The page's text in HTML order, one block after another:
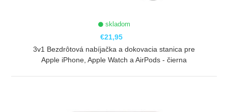
skladom
€21,95
3v1 Bezdrôtová nabíjačka a dokovacia stanica pre
Apple iPhone, Apple Watch a AirPods - čierna